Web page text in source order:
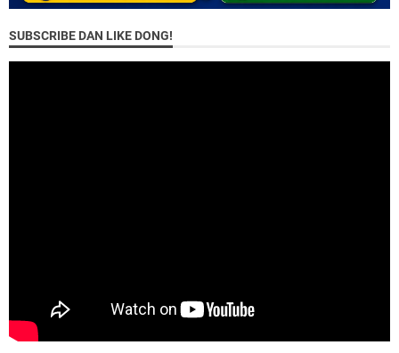
SUBSCRIBE DAN LIKE DONG!